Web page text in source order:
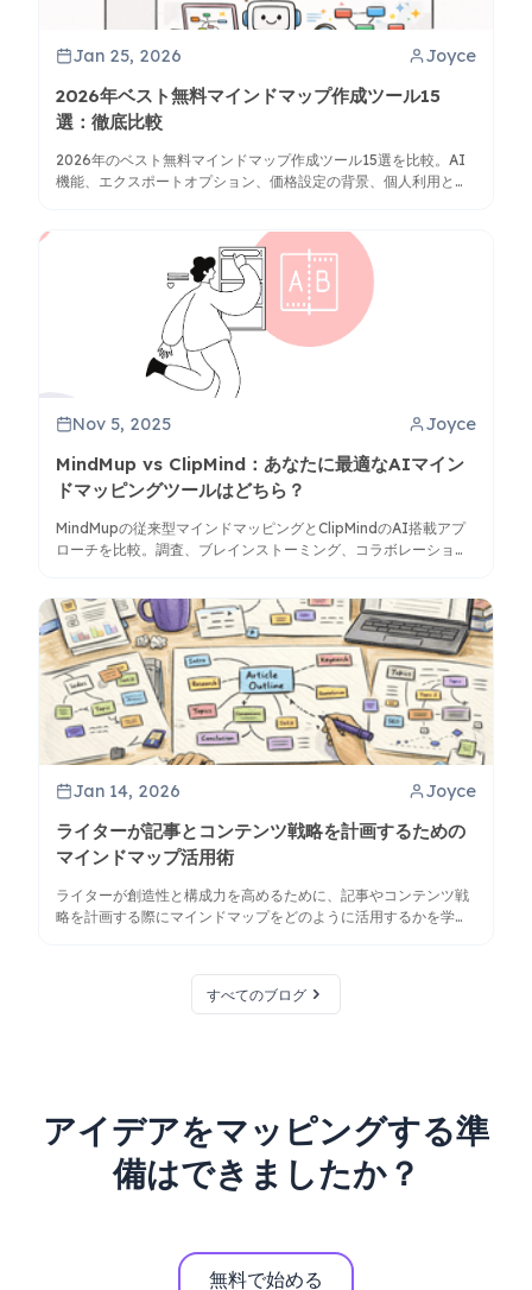
Jan 25, 2026 Joyce
2026年ベスト無料マインドマップ作成ツール15
選：徹底比較
2026年のベスト無料マインドマップ作成ツール15選を比較。AI
機能、エクスポートオプション、価格設定の背景、個人利用とチ
Nov 5, 2025 Joyce
MindMup vs ClipMind：あなたに最適なAIマイン
ドマッピングツールはどちら？
MindMupの従来型マインドマッピングとClipMindのAI搭載アプ
ローチを比較。調査、ブレインストーミング、コラボレーション
Jan 14, 2026 Joyce
ライターが記事とコンテンツ戦略を計画するための
マインドマップ活用術
ライターが創造性と構成力を高めるために、記事やコンテンツ戦
略を計画する際にマインドマップをどのように活用するかを学び
すべてのブログ
アイデアをマッピングする準
備はできましたか？
無料で始める